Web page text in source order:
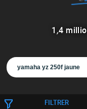
1 ,4
FILTRER